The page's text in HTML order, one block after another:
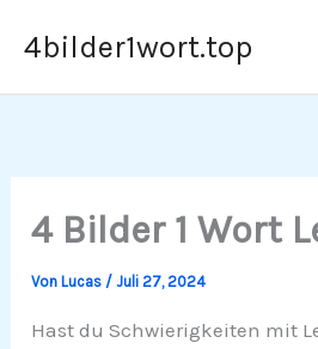
Inhalt
4bilder1wort.top
4 Bilder 1 Wort
VonLucas /Juli 27, 2024
Hast du Schwierigkeiten mit